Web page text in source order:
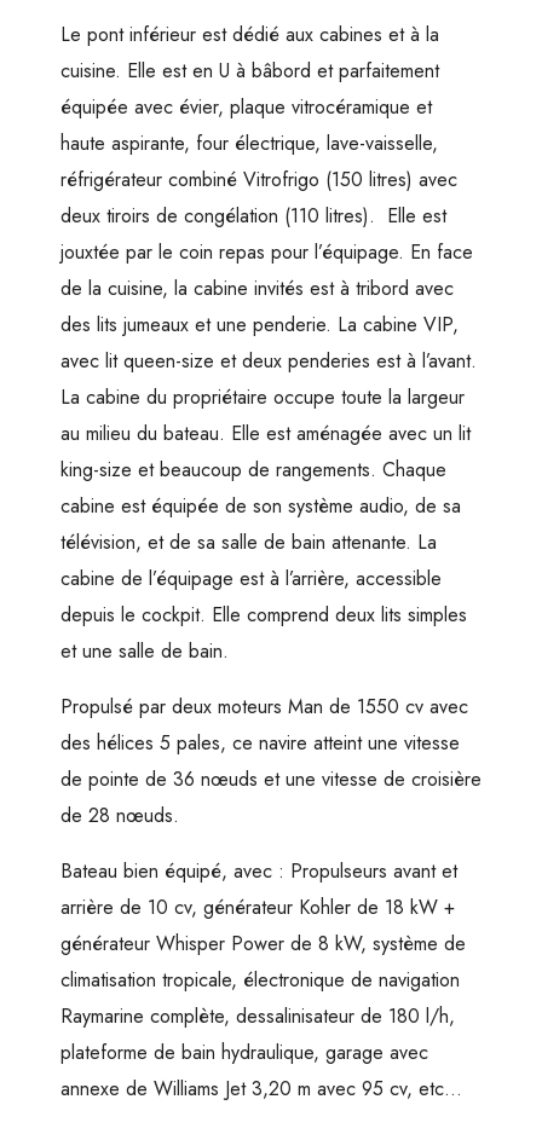
Le pont inférieur est dédié aux cabines et à la
cuisine. Elle est en U à bâbord et parfaitement
équipée avec évier, plaque vitrocéramique et
haute aspirante, four électrique, lave-vaisselle,
réfrigérateur combiné Vitrofrigo (150 litres) avec
deux tiroirs de congélation (110 litres). Elle est
jouxtée par le coin repas pour l’équipage. En face
de la cuisine, la cabine invités est à tribord avec
des lits jumeaux et une penderie. La cabine VIP,
avec lit queen-size et deux penderies est à l’avant.
La cabine du propriétaire occupe toute la largeur
au milieu du bateau. Elle est aménagée avec un lit
king-size et beaucoup de rangements. Chaque
cabine est équipée de son système audio, de sa
télévision, et de sa salle de bain attenante. La
cabine de l’équipage est à l’arrière, accessible
depuis le cockpit. Elle comprend deux lits simples
et une salle de bain.
Propulsé par deux moteurs Man de 1550 cv avec
des hélices 5 pales, ce navire atteint une vitesse
de pointe de 36 nœuds et une vitesse de croisière
de 28 nœuds.
Bateau bien équipé, avec : Propulseurs avant et
arrière de 10 cv, générateur Kohler de 18 kW +
générateur Whisper Power de 8 kW, système de
climatisation tropicale, électronique de navigation
Raymarine complète, dessalinisateur de 180 l/h,
plateforme de bain hydraulique, garage avec
annexe de Williams Jet 3,20 m avec 95 cv, etc…